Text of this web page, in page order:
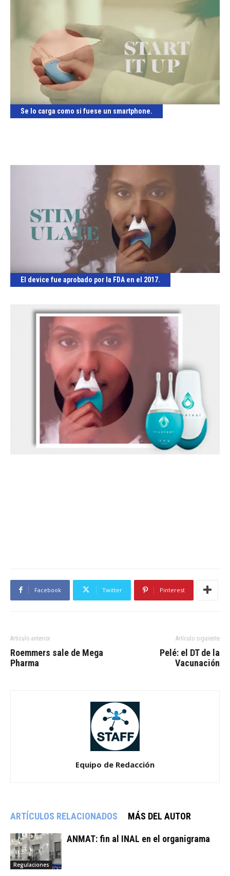
Se lo carga como si fuese un smartphone.
El device fue aprobado por la FDA en el 2017.
Facebook Twitter Pinterest
Artículo anterior
Roemmers sale de Mega
Pharma
Artículo siguiente
Pelé: el DT de la
Vacunación
Equipo de Redacción
ARTÍCULOS RELACIONADOS MÁS DEL AUTOR
Regulaciones
ANMAT: fin al INAL en el organigrama